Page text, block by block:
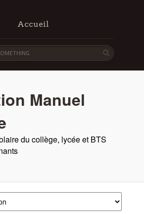
Accueil
Manuel
du collège, lycée et BTS